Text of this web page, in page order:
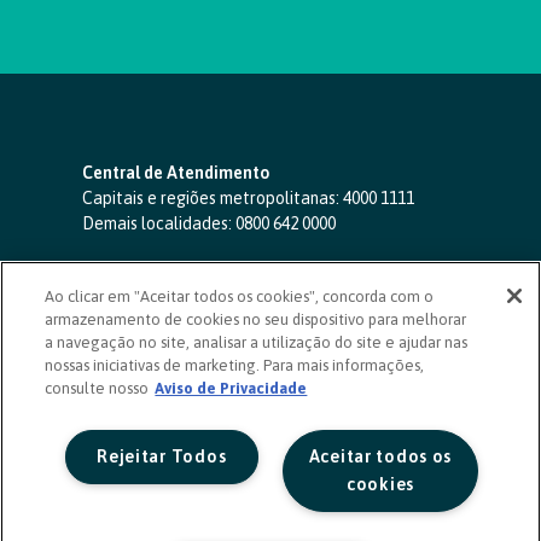
Central de Atendimento
Capitais e regiões metropolitanas: 4000 1111
Demais localidades: 0800 642 0000
SAC 24 horas-0800 724 4420
Ouvidoria
0800 725 0996
(de segunda a sexta, das 8h às 20h)
ouvidoriasicoob.com.br
Deficientes auditivos ou de fala
Ao clicar em "Aceitar todos os cookies", concorda com o
armazenamento de cookies no seu dispositivo para melhorar
a navegação no site, analisar a utilização do site e ajudar nas
nossas iniciativas de marketing. Para mais informações,
consulte nosso Aviso de Privacidade
Aceitar todos os
cookies
Rejeitar Todos